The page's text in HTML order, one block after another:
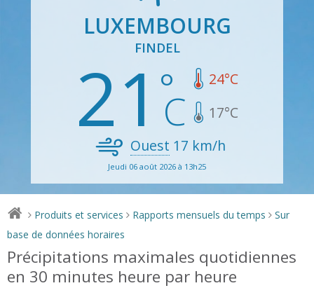
LUXEMBOURG
FINDEL
21 24°C
17°C
Ouest 17 km/h
Jeudi 06 août 2026 à 13h25
> Produits et services > Rapports mensuels du temps > Sur
base de données horaires
Précipitations maximales quotidiennes
en 30 minutes heure par heure